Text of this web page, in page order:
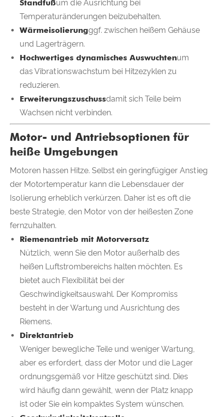
Standfußum die Ausrichtung bei
Temperaturänderungen beizubehalten.
Wärmeisolierungggf. zwischen heißem Gehäuse
und Lagerträgern.
Hochwertiges dynamisches Auswuchtenum
das Vibrationswachstum bei Hitzezyklen zu
reduzieren.
Erweiterungszuschussdamit sich Teile beim
Wachsen nicht verbinden.
Motor- und Antriebsoptionen für
heiße Umgebungen
Motoren hassen Hitze. Selbst ein geringfügiger Anstieg
der Motortemperatur kann die Lebensdauer der
Isolierung erheblich verkürzen. Daher ist es oft die
beste Strategie, den Motor von der heißesten Zone
fernzuhalten.
Riemenantrieb mit Motorversatz
Nützlich, wenn Sie den Motor außerhalb des
heißen Luftstrombereichs halten möchten. Es
bietet auch Flexibilität bei der
Geschwindigkeitsauswahl. Der Kompromiss
besteht in der Wartung und Ausrichtung des
Riemens.
Direktantrieb
Weniger bewegliche Teile und weniger Wartung,
aber es erfordert, dass der Motor und die Lager
ordnungsgemäß vor Hitze geschützt sind. Dies
wird häufig dann gewählt, wenn der Platz knapp
ist oder Sie ein kompaktes System wünschen.